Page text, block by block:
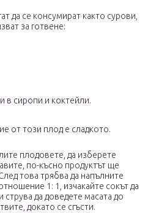
да се консумират както сурови,
за готвене:
в сиропи и коктейли.
от този плод е сладкото.
плодовете, да изберете
по-късно продуктът ще
това трябва да напълните
1: 1, изчакайте сокът да
да доведете масата до
докато се сгъсти.